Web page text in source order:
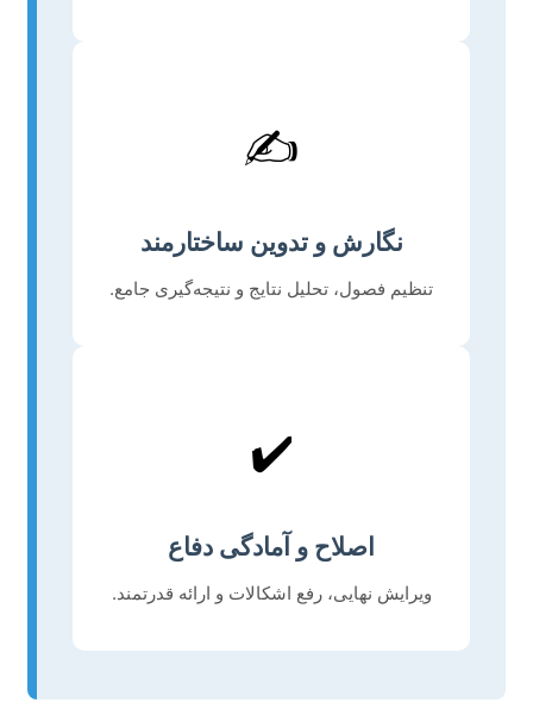
✍️
نگارش و تدوین ساختارمند
تنظیم فصول، تحلیل نتایج و نتیجه‌گیری جامع.
✔️
اصلاح و آمادگی دفاع
ویرایش نهایی، رفع اشکالات و ارائه قدرتمند.